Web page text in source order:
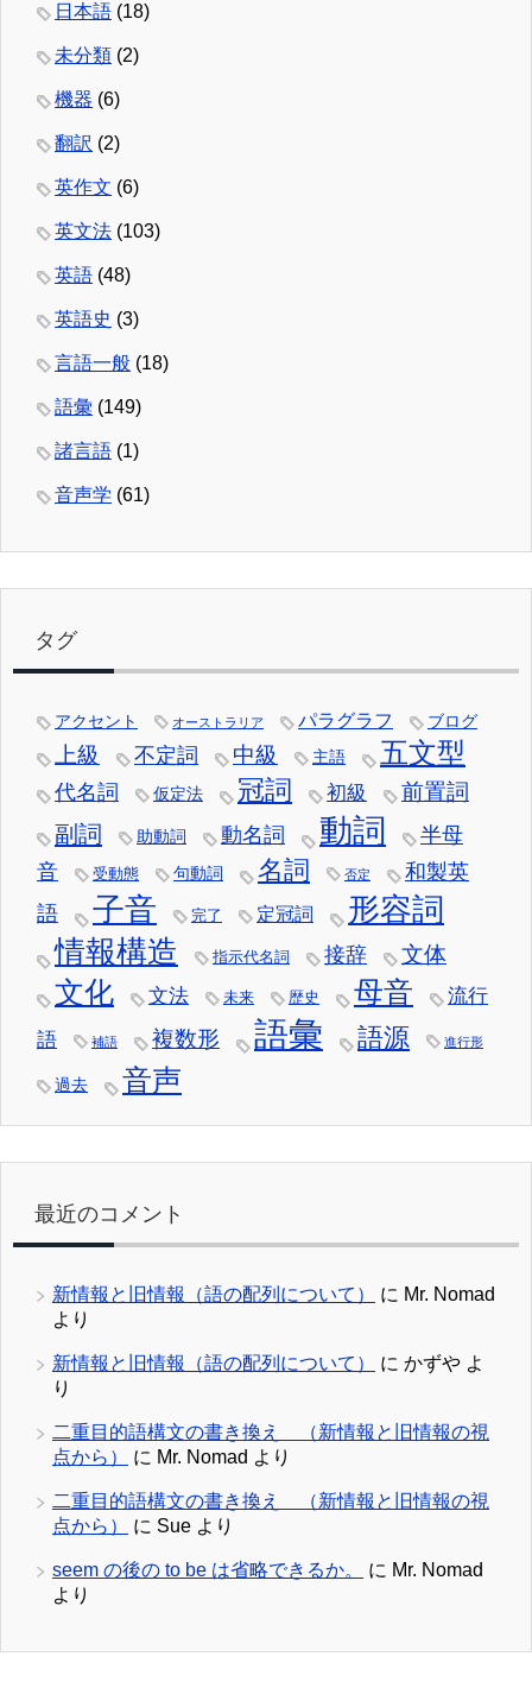
日本語 (18)
未分類 (2)
機器 (6)
翻訳 (2)
英作文 (6)
英文法 (103)
英語 (48)
英語史 (3)
言語一般 (18)
語彙 (149)
諸言語 (1)
音声学 (61)
タグ
アクセント オーストラリア パラグラフ ブログ
上級 不定詞 中級 主語 五文型
代名詞 仮定法 冠詞 初級
前置詞
副詞
助動詞 動名詞 動詞
半母
音
受動態 句動詞 名詞 否定
和製英
語
子音 完了 定冠詞
形容詞
情報構造
指示代名詞 接辞 文体
文化 文法 未来 歴史 母音
流行
語
補語 複数形 語彙 語源 進行形
過去 音声
最近のコメント
新情報と旧情報（語の配列について） に Mr. Nomad
より
新情報と旧情報（語の配列について） に かずや よ
り
二重目的語構文の書き換え （新情報と旧情報の視
点から）
に Mr. Nomad より
二重目的語構文の書き換え （新情報と旧情報の視
点から）
に Sue より
seem の後の to be は省略できるか。 に Mr. Nomad
より